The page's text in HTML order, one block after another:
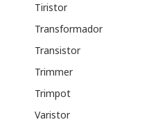
Tiristor
Transformador
Transistor
Trimmer
Trimpot
Varistor